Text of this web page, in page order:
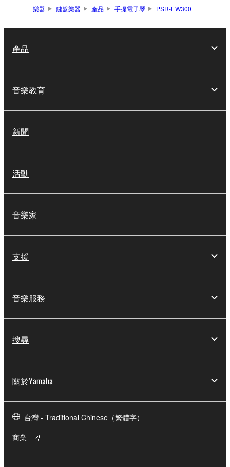
樂器 鍵盤樂器 產品 手提電子琴 PSR-EW300
產品
音樂教育
新聞
活動
音樂家
支援
音樂服務
搜尋
關於Yamaha
台灣 - Traditional Chinese（繁體字）
商業